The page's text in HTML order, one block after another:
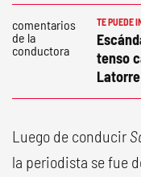
TE PUEDE
tenso
Latorre
Luego de conducir
la periodista se fue